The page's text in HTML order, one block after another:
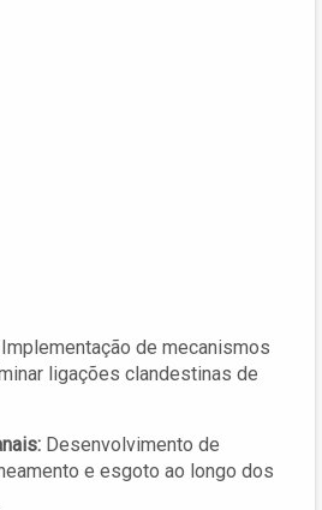
Implementação de mecanismos
ligações clandestinas de
Desenvolvimento de
e esgoto ao longo dos